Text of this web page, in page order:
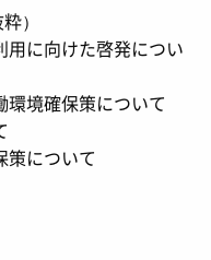
）
用に向けた啓発につい
境確保策について
策について